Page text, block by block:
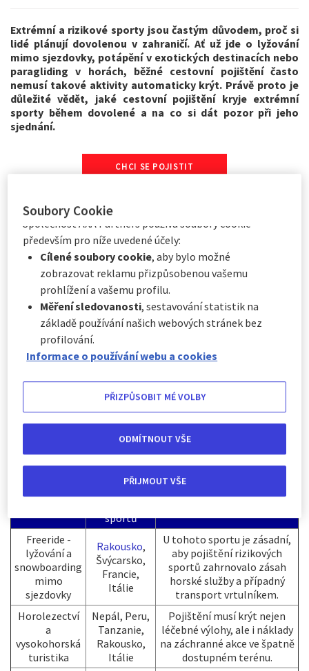
Extrémní a rizikové sporty jsou častým důvodem, proč si
lidé plánují dovolenou v zahraničí. Ať už jde o lyžování
mimo sjezdovky, potápění v exotických destinacích nebo
paragliding v horách, běžné cestovní pojištění často
nemusí takové aktivity automaticky krýt. Právě proto je
důležité vědět, jaké cestovní pojištění kryje extrémní
sporty během dovolené a na co si dát pozor při jeho
sjednání.
CHCI SE POJISTIT
Co je považováno za rizikový a extrémní sport?
Pojemrizikový sport neboextrémní sportnení univerzálně
daný a každá pojišťovna ho definuje ve svých pojistných
podmínkách odlišně. Obecně však platí, že se jedná o sporty,
u kterých je zvýšené riziko úrazu nebo nutnosti zásahu
horské služby či záchranářů.
Mezi rizikové sporty bývají často zařazeny aktivity, které se
provozují rekreačně, ale vyžadují specifické vybavení či
rizika a bez připojištění nebývají standardně kryty.
Jaké sporty jsou nejčastěji považovány za
extrémní nebo rizikové sporty?
Typické
destinace
sportů
Na co nezapomenout při
připojištění
Freeride -
lyžování a
snowboarding
mimo
sjezdovky
Rakousko,
Švýcarsko,
Francie,
Itálie
U tohoto sportu je zásadní,
aby pojištění rizikových
sportů zahrnovalo zásah
horské služby a případný
transport vrtulníkem.
Horolezectví
a
vysokohorská
turistika
Nepál, Peru,
Tanzanie,
Rakousko,
Itálie
Pojištění musí krýt nejen
léčebné výlohy, ale i náklady
na záchranné akce ve špatně
dostupném terénu.
Soubory Cookie
Partners nebo externími poskytovateli pro níže vedené
účely. Máte možnostukládání souborů cookie
přijmoutnebo odmítnout. Vaše předvolby uchováme
po dobu6 měsíců. Prostřednictvím Centra předvoleb
souborů cookie můžete souhlasit se všemi nebo pouze
s některými volitelnými soubory cookie v závislosti na
jejich kategorii, a to:
“ níže, nebo
Kdykoli kliknutím na „Centrum předvoleb souborů
stránek.
Společnost AXA Partners používá soubory cookie
především pro níže uvedené účely:
Cílené soubory cookie, aby bylo možné
zobrazovat reklamu přizpůsobenou vašemu
prohlížení a vašemu profilu.
Měření sledovanosti, sestavování statistik na
základě používání našich webových stránek bez
profilování.
Informace o používání webu a cookies
PŘIZPŮSOBIT MÉ VOLBY
ODMÍTNOUT VŠE
PŘIJMOUT VŠE